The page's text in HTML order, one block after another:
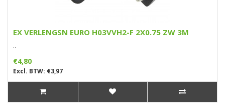
EX VERLENGSN EURO H03VVH2-F 2X0.75 ZW 3M
..
€4,80
Excl. BTW: €3,97